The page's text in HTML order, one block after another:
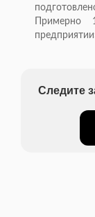
Следите